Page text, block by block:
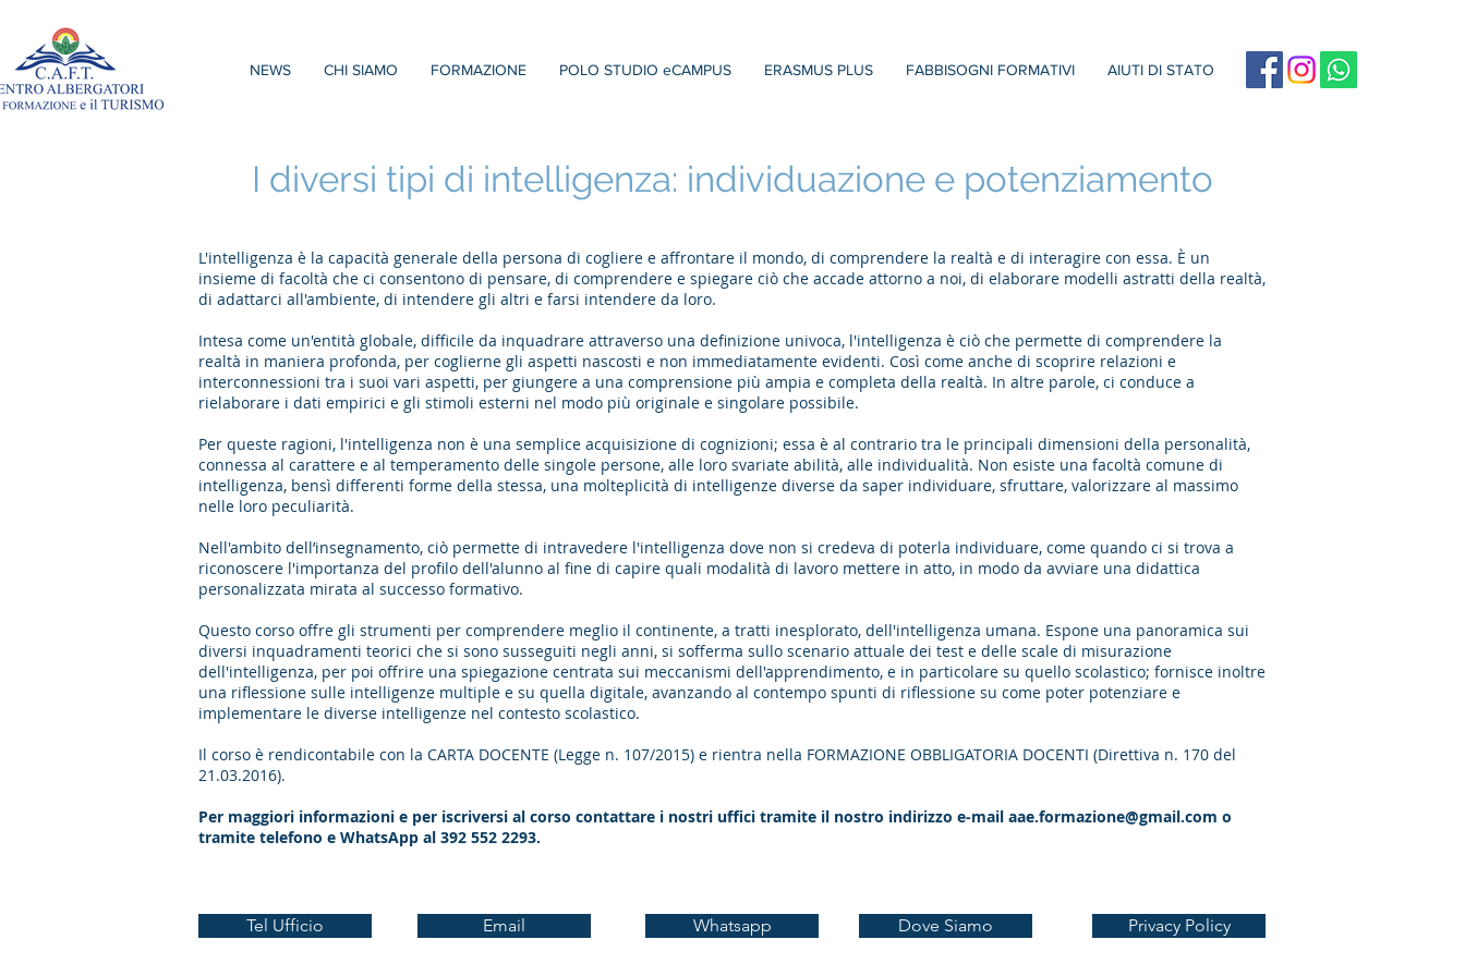
NEWS CHI SIAMO FORMAZIONE POLO STUDIO eCAMPUS ERASMUS PLUS FABBISOGNI FORMATIVI AIUTI DI STATO
I diversi tipi di intelligenza: individuazione e potenziamento
L'intelligenza è la capacità generale della persona di cogliere e affrontare il mondo, di comprendere la realtà e di interagire con essa. È un
insieme di facoltà che ci consentono di pensare, di comprendere e spiegare ciò che accade attorno a noi, di elaborare modelli astratti della realtà,
di adattarci all'ambiente, di intendere gli altri e farsi intendere da loro.
Intesa come un'entità globale, difficile da inquadrare attraverso una definizione univoca, l'intelligenza è ciò che permette di comprendere la
realtà in maniera profonda, per coglierne gli aspetti nascosti e non immediatamente evidenti. Così come anche di scoprire relazioni e
interconnessioni tra i suoi vari aspetti, per giungere a una comprensione più ampia e completa della realtà. In altre parole, ci conduce a
rielaborare i dati empirici e gli stimoli esterni nel modo più originale e singolare possibile.
Per queste ragioni, l'intelligenza non è una semplice acquisizione di cognizioni; essa è al contrario tra le principali dimensioni della personalità,
connessa al carattere e al temperamento delle singole persone, alle loro svariate abilità, alle individualità. Non esiste una facoltà comune di
intelligenza, bensì differenti forme della stessa, una molteplicità di intelligenze diverse da saper individuare, sfruttare, valorizzare al massimo
nelle loro peculiarità.
Nell'ambito dell’insegnamento, ciò permette di intravedere l'intelligenza dove non si credeva di poterla individuare, come quando ci si trova a
riconoscere l'importanza del profilo dell'alunno al fine di capire quali modalità di lavoro mettere in atto, in modo da avviare una didattica
personalizzata mirata al successo formativo.
Questo corso offre gli strumenti per comprendere meglio il continente, a tratti inesplorato, dell'intelligenza umana. Espone una panoramica sui
diversi inquadramenti teorici che si sono susseguiti negli anni, si sofferma sullo scenario attuale dei test e delle scale di misurazione
dell'intelligenza, per poi offrire una spiegazione centrata sui meccanismi dell'apprendimento, e in particolare su quello scolastico; fornisce inoltre
una riflessione sulle intelligenze multiple e su quella digitale, avanzando al contempo spunti di riflessione su come poter potenziare e
implementare le diverse intelligenze nel contesto scolastico.
Il corso è rendicontabile con la CARTA DOCENTE (Legge n. 107/2015) e rientra nella FORMAZIONE OBBLIGATORIA DOCENTI (Direttiva n. 170 del
21.03.2016).
Per maggiori informazioni e per iscriversi al corso contattare i nostri uffici tramite il nostro indirizzo e-mail aae.formazione@gmail.com o
tramite telefono e WhatsApp al 392 552 2293.
Tel Ufficio Email Whatsapp Dove Siamo Privacy Policy